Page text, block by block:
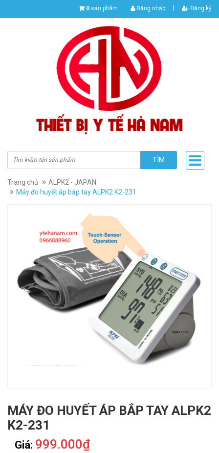
0 sản phẩm Đăng nhập | Đăng ký
TÌM
Trang chủ
ALPK2 - JAPAN
Máy đo huyết áp bắp tay ALPK2 K2-231
MÁY ĐO HUYẾT ÁP BẮP TAY ALPK2
K2-231
Giá: 999.000₫